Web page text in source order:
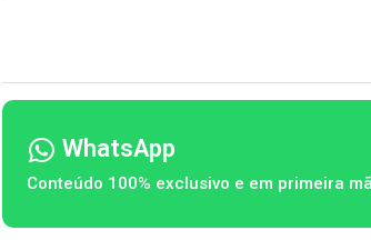
WhatsApp
Conteúdo 100% exclusivo e em primeira